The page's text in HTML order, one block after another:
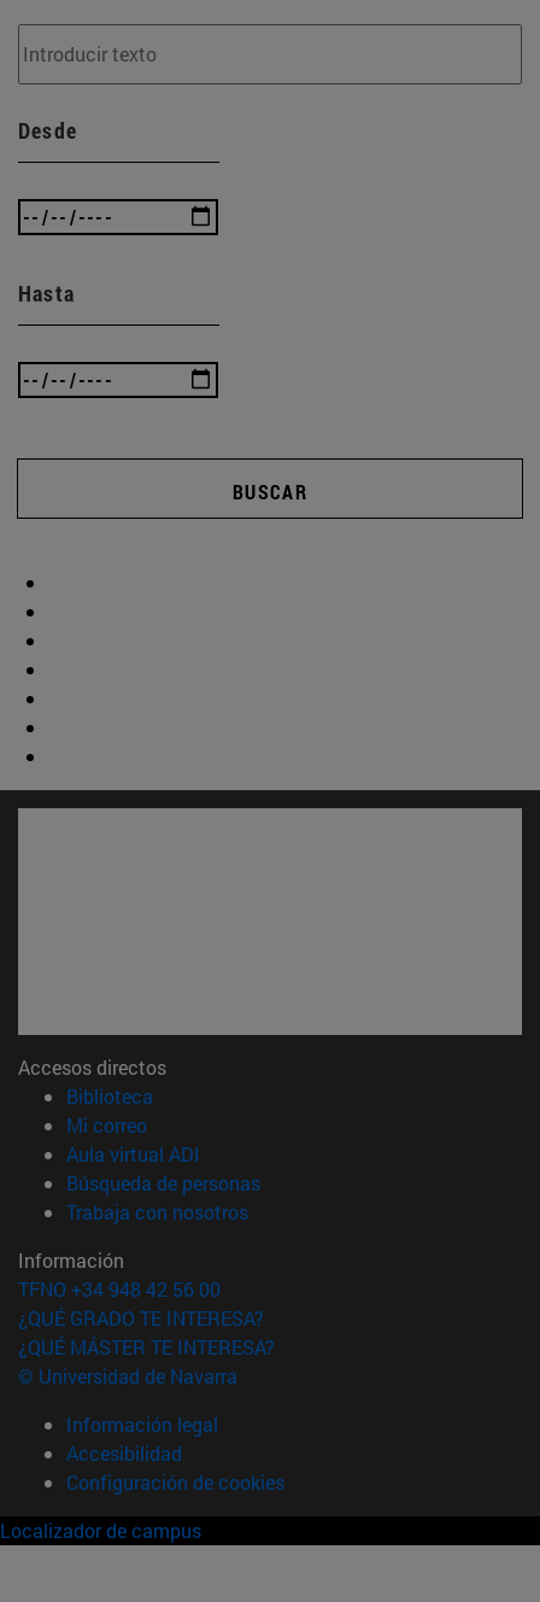
Desde
Hasta
BUSCAR
Accesos directos
Biblioteca
Mi correo(abre en nueva ventana)
Aula virtual ADI
Búsqueda de personas(abre en nueva ventana)
Trabaja con nosotros(abre en nueva ventana)
Información
TFNO +34 948 42 56 00
¿QUÉ GRADO TE INTERESA?
¿QUÉ MÁSTER TE INTERESA?
© Universidad de Navarra
Información legal
Accesibilidad
Configuración de cookies
Localizador de campus